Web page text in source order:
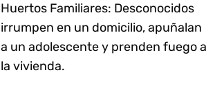
Huertos Familiares: Desconocidos
irrumpen en un domicilio, apuñalan
a un adolescente y prenden fuego a
la vivienda.